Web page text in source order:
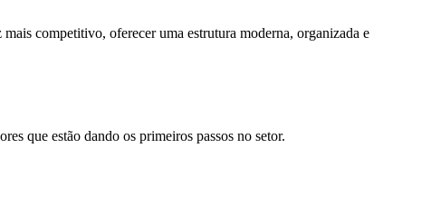
competitivo, oferecer uma estrutura moderna, organizada e
que estão dando os primeiros passos no setor.